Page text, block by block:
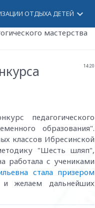
ОТДЫХА ДЕТЕЙ keyboard_arrow_down
мастерства
14:20
педагогического
образования".
классов Ибресинской
"Шесть шляп",
работала с учениками
стала призером
желаем дальнейших